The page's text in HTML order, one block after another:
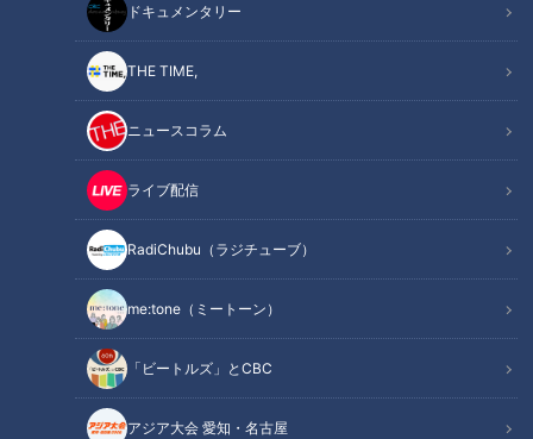
ドキュメンタリー
THE TIME,
ニュースコラム
ライブ配信
RadiChubu（ラジチューブ）
me:tone（ミートーン）
「ビートルズ」とCBC
アジア大会 愛知・名古屋
記事に戻る
この記事を見たあなたへのおすすめ
体操団体日本一が決定！「徳洲
会体操クラブ」がパリ五輪メダ
リスト岡慎之助らで3連覇！女
子団体は「なんば体操クラブ-
ブ村上、投てきに挑戦！